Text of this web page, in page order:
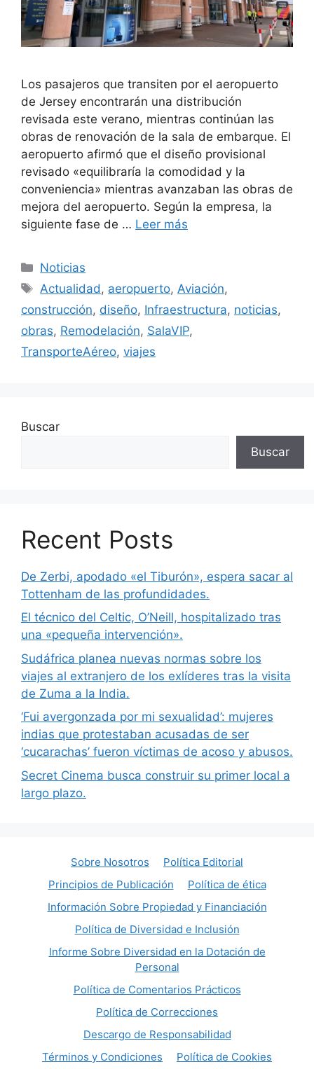
Los pasajeros que transiten por el aeropuerto
de Jersey encontrarán una distribución
revisada este verano, mientras continúan las
obras de renovación de la sala de embarque. El
aeropuerto afirmó que el diseño provisional
revisado «equilibraría la comodidad y la
conveniencia» mientras avanzaban las obras de
mejora del aeropuerto. Según la empresa, la
siguiente fase de … Leer más
Categorías
Noticias
Etiquetas
Actualidad , aeropuerto, Aviación,
construcción, diseño, Infraestructura, noticias,
obras, Remodelación, SalaVIP,
TransporteAéreo, viajes
Buscar
Buscar
Recent Posts
De Zerbi, apodado «el Tiburón», espera sacar al
Tottenham de las profundidades.
El técnico del Celtic, O’Neill, hospitalizado tras
una «pequeña intervención».
Sudáfrica planea nuevas normas sobre los
viajes al extranjero de los exlíderes tras la visita
de Zuma a la India.
‘Fui avergonzada por mi sexualidad’: mujeres
indias que protestaban acusadas de ser
‘cucarachas’ fueron víctimas de acoso y abusos.
Secret Cinema busca construir su primer local a
largo plazo.
Sobre Nosotros
Política Editorial
Principios de Publicación
Política de ética
Información Sobre Propiedad y Financiación
Política de Diversidad e Inclusión
Informe Sobre Diversidad en la Dotación de
Personal
Política de Comentarios Prácticos
Política de Correcciones
Descargo de Responsabilidad
Términos y Condiciones
Política de Cookies